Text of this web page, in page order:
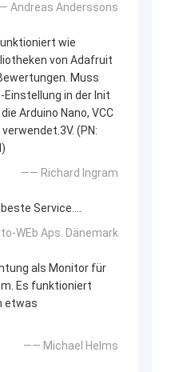
Andreas Anderssons
wie
von Adafruit
Muss
Einstellung in der Init
Arduino Nano, VCC
(PN:
—— Richard Ingram
Service....
WEb Aps. Dänemark
als Monitor für
Es funktioniert
etwas
—— Michael Helms